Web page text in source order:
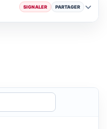
SIGNALER PARTAGER